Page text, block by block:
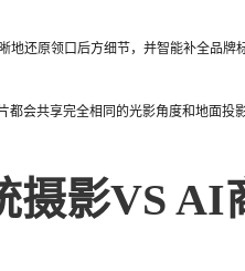
地还原领口后方细节，并智能补全品牌
都会共享完全相同的光影角度和地面投
摄影VS AI